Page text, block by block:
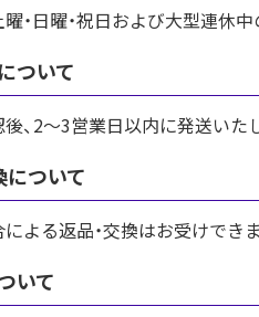
・日曜・祝日および大型連休
ついて
、2〜3営業日以内に発送いた
について
よる返品・交換はお受けでき
いて